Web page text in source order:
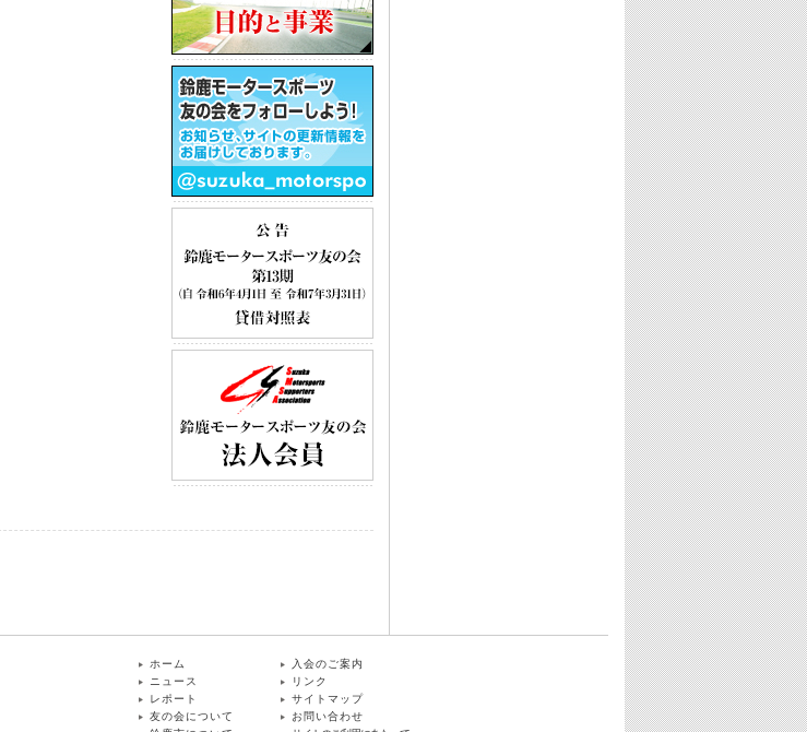
入会のご案内
リンク
サイトマップ
お問い合わせ
ホーム
ニュース
レポート
友の会について